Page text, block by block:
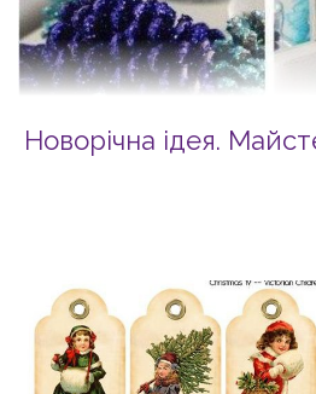
Новорічна ідея.